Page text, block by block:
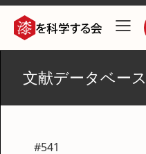
文献データベース
#541